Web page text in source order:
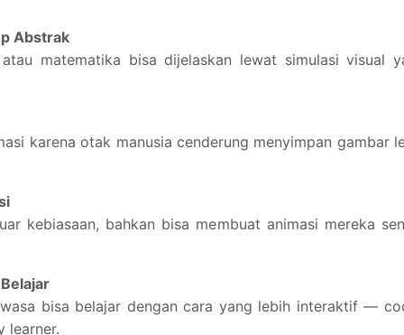
Abstrak
matematika bisa dijelaskan lewat simulasi visual
karena otak manusia cenderung menyimpan gambar
kebiasaan, bahkan bisa membuat animasi mereka
bisa belajar dengan cara yang lebih interaktif —
learner.